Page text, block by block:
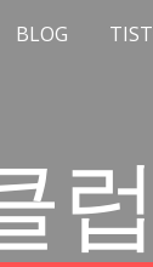
Skip to
BLOG
럽